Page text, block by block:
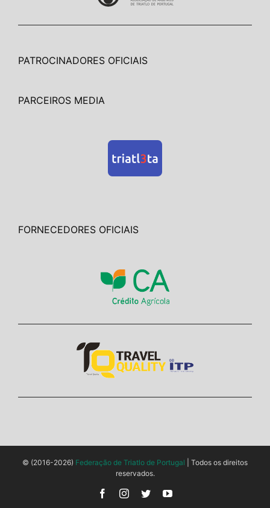
PATROCINADORES OFICIAIS
PARCEIROS MEDIA
FORNECEDORES OFICIAIS
© (2016-2026) Federação de Triatlo de Portugal | Todos os direitos
reservados.
FacebookInstagram
TwitterYouTube